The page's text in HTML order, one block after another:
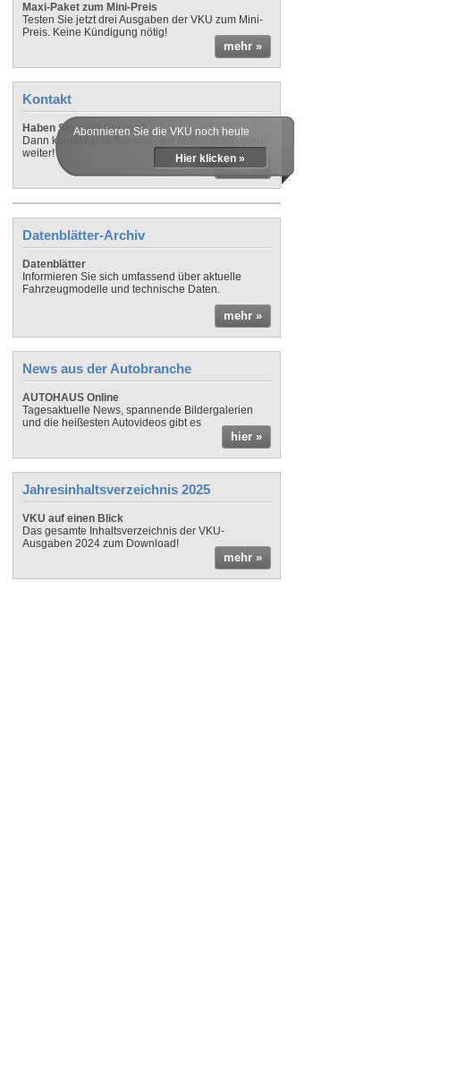
Maxi-Paket zum Mini-Preis
Testen Sie jetzt drei Ausgaben der VKU zum Mini-
Preis. Keine Kündigung nötig!
mehr »
Kontakt
Haben Sie noch Fragen?
Dann kontaktieren Sie uns - wir helfen Ihnen gerne
weiter!
mehr »
Abonnieren Sie die VKU noch heute
Hier klicken »
Datenblätter-Archiv
Datenblätter
Informieren Sie sich umfassend über aktuelle
Fahrzeugmodelle und technische Daten.
mehr »
News aus der Autobranche
AUTOHAUS Online
Tagesaktuelle News, spannende Bildergalerien
und die heißesten Autovideos gibt es
hier »
Jahresinhaltsverzeichnis 2025
VKU auf einen Blick
Das gesamte Inhaltsverzeichnis der VKU-
Ausgaben 2024 zum Download!
mehr »